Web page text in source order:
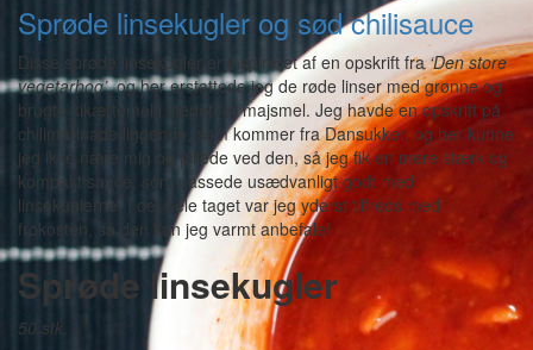
Sprøde linsekugler og sød chilisauce
Disse sprøde linsekugler er inspireret af en opskrift fra‘Den store
vegetarbog’, og her erstattede jeg de røde linser med grønne og
brugte kikærtemel i stedet for majsmel. Jeg havde en opskrift på
chilimarinade liggende, som kommer fra Dansukker, og her kunne
jeg ikke nære mig og pillede ved den, så jeg fik en mere stærk og
kompakt sauce, som passede usædvanligt godt med
linsekuglerne. I det hele taget var jeg yderst tilfreds med
frokosten, så den kan jeg varmt anbefale!
Sprøde linsekugler
50 stk.